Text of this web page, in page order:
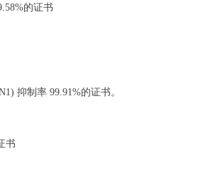
抑制率 99.91%的证书。